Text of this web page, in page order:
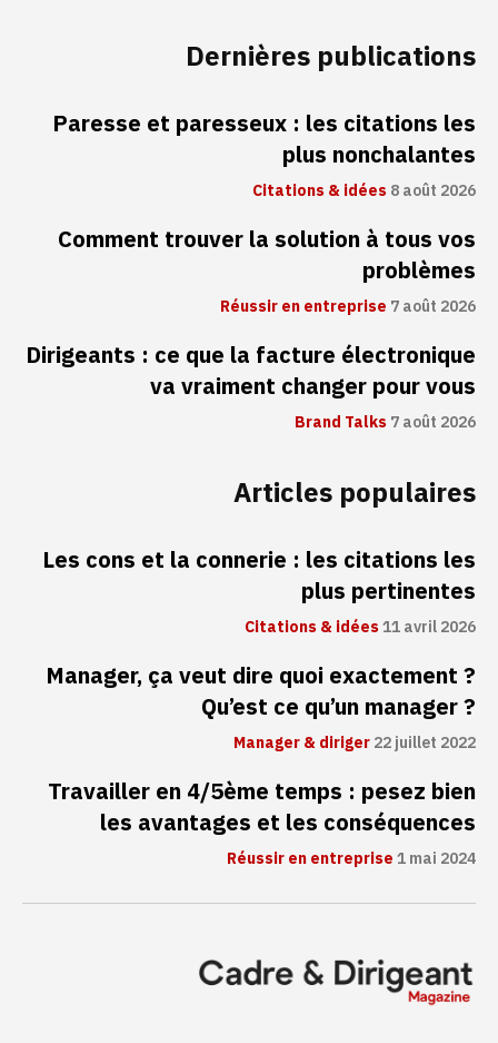
Dernières publications
Paresse et paresseux : les citations les
plus nonchalantes
Citations & idées8 août 2026
Comment trouver la solution à tous vos
problèmes
Réussir en entreprise 7 août 2026
Dirigeants : ce que la facture électronique
va vraiment changer pour vous
Brand Talks7 août 2026
Articles populaires
Les cons et la connerie : les citations les
plus pertinentes
Citations & idées11 avril 2026
Manager, ça veut dire quoi exactement ?
Qu’est ce qu’un manager ?
Manager & diriger22 juillet 2022
Travailler en 4/5ème temps : pesez bien
les avantages et les conséquences
Réussir en entreprise1 mai 2024